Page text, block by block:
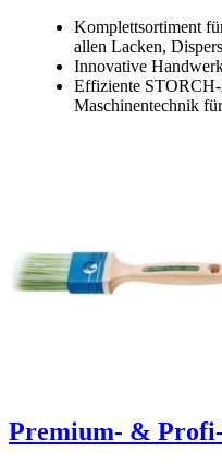
Komplettsortiment
allen Lacken,
Innovative
Effiziente
Maschinentechnik
Premium- &